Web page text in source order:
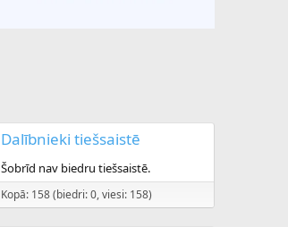
Dalībnieki tiešsaistē
Šobrīd nav biedru tiešsaistē.
Kopā: 158 (biedri: 0, viesi: 158)